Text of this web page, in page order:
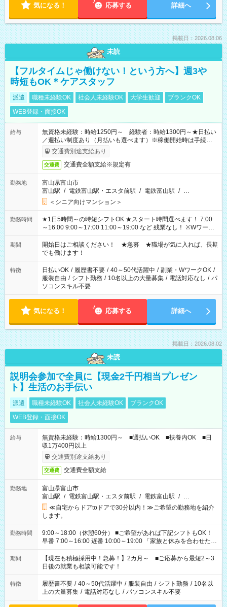
気になる！ 応募する 詳細へ
掲載日：2026.08.06
未読
【フルタイムじゃ働けない！という方へ】週3や
時短もOK＊ケアスタッフ
派遣 職種未経験OK 社会人未経験OK 大学生歓迎
ブランクOK
WEB登録・面接OK
給与
無資格未経験：時給1250円～ 経験者：時給1300円～★日払い
／週払い制度あり（月払いも選べます）※稼働開始時は手続き完
了次第のお支払いとなります。
交通費別途支給あり
交通費 交通費全額支給※規定有
勤務地
富山県富山市
富山駅 / 電鉄富山駅・エスタ前駅 / 電鉄富山駅 / …
＜シニア向けマンション＞
勤務時間
★1日5時間～の時短シフトOK ★スタート時間選べます！ 7:00
～16:00 9:00～17:00 11:00～19:00 など 残業なし！ ※Wワーク
の場合、他のお仕事と合わせ週40時間超の就業はご案内できま
せん ※法令に基づき、週20時間以上勤務は社会保険への加入対
象となります ※労働者派遣法（日雇い派遣の原則禁止）によ
り、短時間・短期間の就業はご案内が難しい場合があります
期間
開始日はご相談ください！ ★急募 ★職場が気に入れば、長期
でも働けます！
特徴 日払いOK / 履歴書不要 / 40～50代活躍中 / 副業・WワークOK /
服装自由 / シフト勤務 / 10名以上の大量募集 / 電話対応なし / パ
ソコンスキル不要
気になる！ 応募する 詳細へ
掲載日：2026.08.02
未読
説明会参加で全員に【現金2千円相当プレゼン
ト】生活のお手伝い
派遣 職種未経験OK 社会人未経験OK
ブランクOK
WEB登録・面接OK
給与
無資格未経験：時給1300円～ ■週払いOK ■扶養内OK ■日
収1万400円以上
交通費別途支給あり
交通費 交通費全額支給
勤務地
富山県富山市
富山駅 / 電鉄富山駅・エスタ前駅 / 電鉄富山駅 / …
≪自宅からドアtoドアで30分以内！≫ご希望の勤務地を紹介
します。
勤務時間
9:00～18:00（休憩60分） ■ご希望があれば下記シフトもOK！
早番 7:00～16:00 遅番 10:00～19:00 「家族と休みを合わせた
い」 「余裕を持って夕飯の準備がしたい」 「できれば残業はし
たくない」 など、ご希望を教えてくださいね。 ※Wワーク希望
の方へ 今ご覧のお仕事で希望する勤務時間と、もう1つのお仕事
の勤務時間。 合計で週40時間を超える場合は応募できません。
期間
【現在も積極採用中！急募！】2カ月～ ■ご応募から最短2～3
日後の就業も相談可能です！
特徴 履歴書不要 / 40～50代活躍中 / 服装自由 / シフト勤務 / 10名以
上の大量募集 / 電話対応なし / パソコンスキル不要